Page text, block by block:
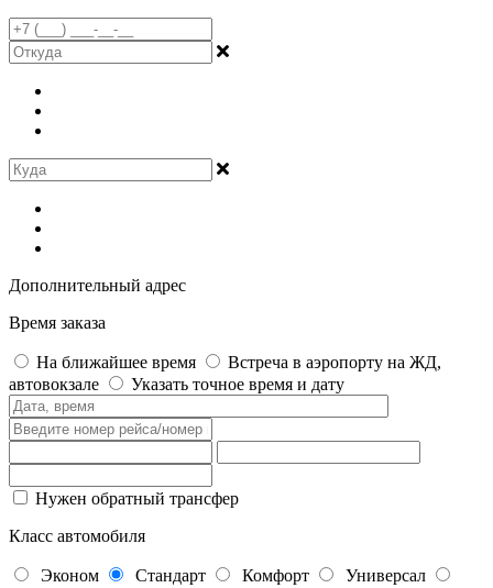
Дополнительный адрес
Время заказа
На ближайшее время
Встреча в аэропорту на ЖД,
автовокзале
Указать точное время и дату
Нужен обратный трансфер
Класс автомобиля
Эконом Стандарт Комфорт
Универсал